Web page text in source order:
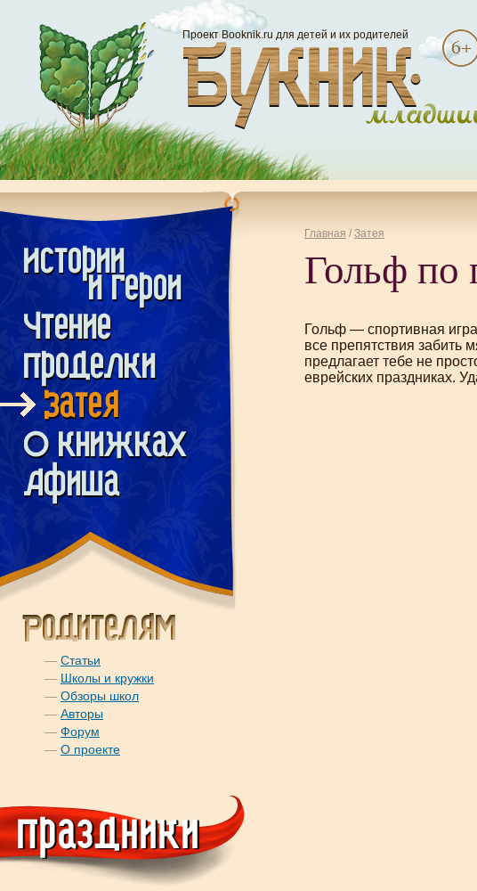
Проект Booknik.ru для детей и их родителей
— Статьи
— Школы и кружки
— Обзоры школ
— Авторы
— Форум
— О проекте
Главная / Затея
Гольф по
Гольф — спортивная
все препятствия забить
предлагает тебе не
еврейских праздниках.